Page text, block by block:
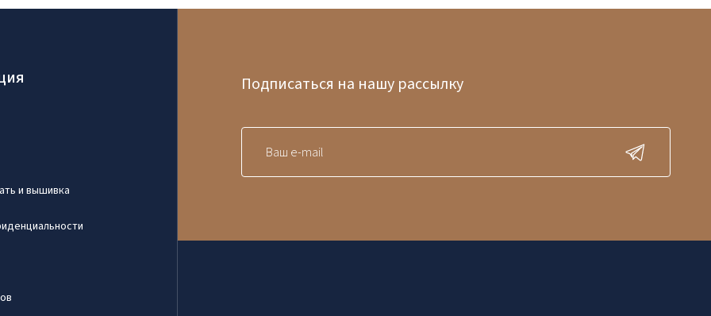
и вышивка
Подписаться на нашу рассылку